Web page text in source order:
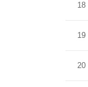
18
19
20